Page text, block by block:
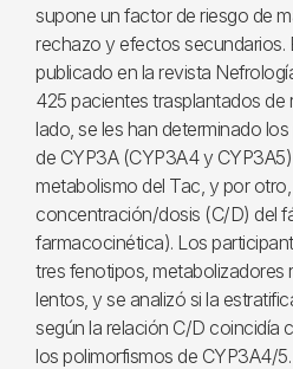
supone un factor de riesgo de
rechazo y efectos secundarios.
publicado en la revista
425 pacientes trasplantados de
lado, se les han determinado
de CYP3A (CYP3A4 y
metabolismo del Tac, y por
concentración/dosis (C/D) del
farmacocinética). Los
tres fenotipos, metabolizadores
lentos, y se analizó si la
según la relación C/D coincidía
los polimorfismos de CYP3A4/5.